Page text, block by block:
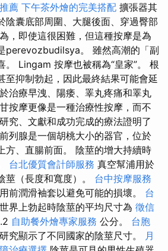
薦 下午茶外燴的完美搭配 擴張器其
陰囊底部周圍、大腿後面、穿過臀部
，即使這很困難，但這種按摩是為
perevozbudilsya。 雖然高潮的「副
。 Lingam 按摩也被稱為“皇家”。 根
至抑制勃起，因此最終結果可能會延
治療早洩、陽痿、睪丸疼痛和睪丸
按摩更像是一種治療性按摩，而不
究、文獻和成功完成的療法證明了
列腺是一個胡桃大小的器官，位於
方、直腸前面。 陰莖的增大持續時
台北優質會計師服務 真空幫浦用於
莖（長度和寬度）。 台中按摩服務
前潤滑袖套以避免可能的損壞。 台
世界上勃起時陰莖的平均尺寸為 徵信
自助餐外燴專家服務 公分。 台胞
究顯示了不同國家的陰莖尺寸。
月